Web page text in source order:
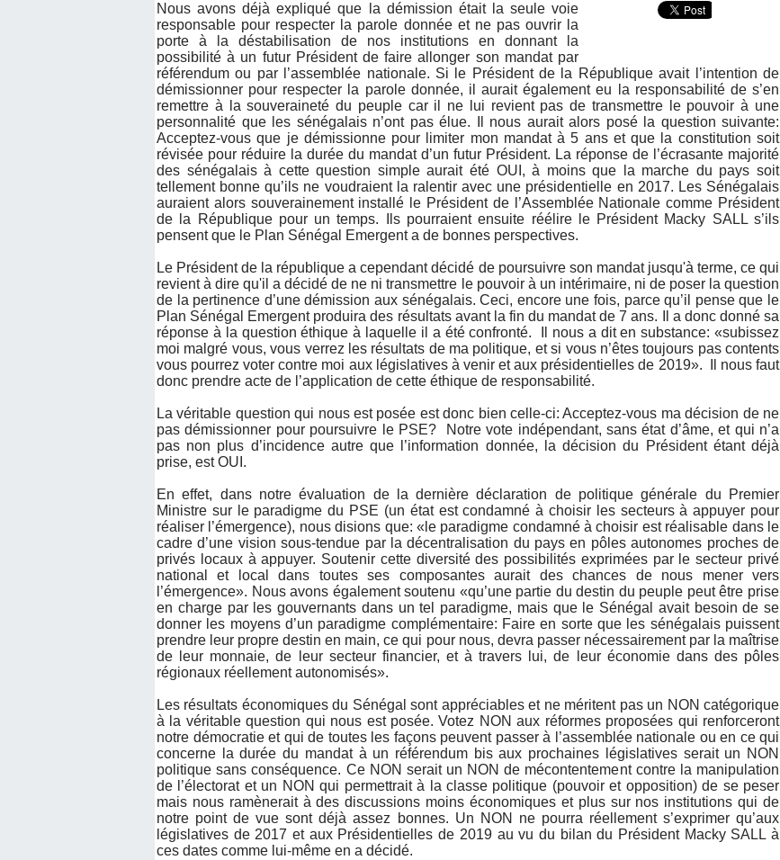
Nous avons déjà expliqué que la démission était la seule voie
responsable pour respecter la parole donnée et ne pas ouvrir la
porte à la déstabilisation de nos institutions en donnant la
possibilité à un futur Président de faire allonger son mandat par
référendum ou par l’assemblée nationale. Si le Président de la République avait l’intention de
démissionner pour respecter la parole donnée, il aurait également eu la responsabilité de s’en
remettre à la souveraineté du peuple car il ne lui revient pas de transmettre le pouvoir à une
personnalité que les sénégalais n’ont pas élue. Il nous aurait alors posé la question suivante:
Acceptez-vous que je démissionne pour limiter mon mandat à 5 ans et que la constitution soit
révisée pour réduire la durée du mandat d’un futur Président. La réponse de l’écrasante majorité
des sénégalais à cette question simple aurait été OUI, à moins que la marche du pays soit
tellement bonne qu’ils ne voudraient la ralentir avec une présidentielle en 2017. Les Sénégalais
auraient alors souverainement installé le Président de l’Assemblée Nationale comme Président
de la République pour un temps. Ils pourraient ensuite réélire le Président Macky SALL s’ils
pensent que le Plan Sénégal Emergent a de bonnes perspectives.
Le Président de la république a cependant décidé de poursuivre son mandat jusqu'à terme, ce qui
revient à dire qu'il a décidé de ne ni transmettre le pouvoir à un intérimaire, ni de poser la question
de la pertinence d’une démission aux sénégalais. Ceci, encore une fois, parce qu’il pense que le
Plan Sénégal Emergent produira des résultats avant la fin du mandat de 7 ans. Il a donc donné sa
réponse à la question éthique à laquelle il a été confronté. Il nous a dit en substance: «subissez
moi malgré vous, vous verrez les résultats de ma politique, et si vous n’êtes toujours pas contents
vous pourrez voter contre moi aux législatives à venir et aux présidentielles de 2019». Il nous faut
donc prendre acte de l’application de cette éthique de responsabilité.
La véritable question qui nous est posée est donc bien celle-ci: Acceptez-vous ma décision de ne
pas démissionner pour poursuivre le PSE? Notre vote indépendant, sans état d’âme, et qui n’a
pas non plus d’incidence autre que l’information donnée, la décision du Président étant déjà
prise, est OUI.
En effet, dans notre évaluation de la dernière déclaration de politique générale du Premier
Ministre sur le paradigme du PSE (un état est condamné à choisir les secteurs à appuyer pour
réaliser l’émergence), nous disions que: «le paradigme condamné à choisir est réalisable dans le
cadre d’une vision sous-tendue par la décentralisation du pays en pôles autonomes proches de
privés locaux à appuyer. Soutenir cette diversité des possibilités exprimées par le secteur privé
national et local dans toutes ses composantes aurait des chances de nous mener vers
l’émergence». Nous avons également soutenu «qu’une partie du destin du peuple peut être prise
en charge par les gouvernants dans un tel paradigme, mais que le Sénégal avait besoin de se
donner les moyens d’un paradigme complémentaire: Faire en sorte que les sénégalais puissent
prendre leur propre destin en main, ce qui pour nous, devra passer nécessairement par la maîtrise
de leur monnaie, de leur secteur financier, et à travers lui, de leur économie dans des pôles
régionaux réellement autonomisés».
Les résultats économiques du Sénégal sont appréciables et ne méritent pas un NON catégorique
à la véritable question qui nous est posée. Votez NON aux réformes proposées qui renforceront
notre démocratie et qui de toutes les façons peuvent passer à l’assemblée nationale ou en ce qui
concerne la durée du mandat à un référendum bis aux prochaines législatives serait un NON
politique sans conséquence. Ce NON serait un NON de mécontentement contre la manipulation
de l’électorat et un NON qui permettrait à la classe politique (pouvoir et opposition) de se peser
mais nous ramènerait à des discussions moins économiques et plus sur nos institutions qui de
notre point de vue sont déjà assez bonnes. Un NON ne pourra réellement s’exprimer qu’aux
législatives de 2017 et aux Présidentielles de 2019 au vu du bilan du Président Macky SALL à
ces dates comme lui-même en a décidé.